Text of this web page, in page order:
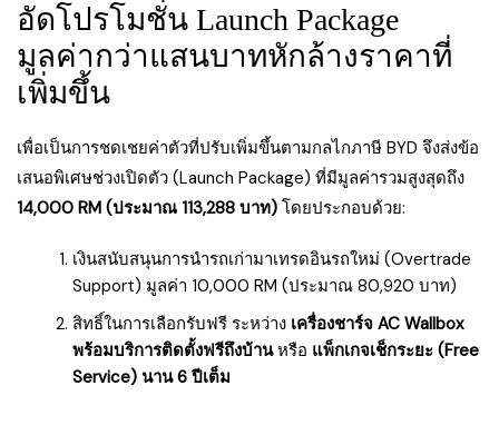
อัดโปรโมชั่น Launch Package
มูลค่ากว่าแสนบาทหักล้างราคาที่
เพิ่มขึ้น
เพื่อเป็นการชดเชยค่าตัวที่ปรับเพิ่มขึ้นตามกลไกภาษี BYD จึงส่งข้อ
เสนอพิเศษช่วงเปิดตัว (Launch Package) ที่มีมูลค่ารวมสูงสุดถึง
14,000 RM (ประมาณ 113,288 บาท) โดยประกอบด้วย:
เงินสนับสนุนการนำรถเก่ามาเทรดอินรถใหม่ (Overtrade
Support) มูลค่า 10,000 RM (ประมาณ 80,920 บาท)
สิทธิ์ในการเลือกรับฟรี ระหว่าง เครื่องชาร์จ AC Wallbox
พร้อมบริการติดตั้งฟรีถึงบ้านหรือ แพ็กเกจเช็กระยะ (Free
Service) นาน 6 ปีเต็ม